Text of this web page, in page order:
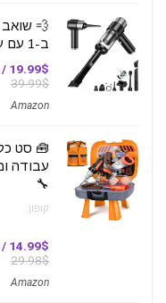
ב-1 עם עוצמת יניקה של 16000PA
19.99$ / 63₪
39.99$
Amazon
🧰 סט
🔧
קופון:
14.99$ / 49₪
29.98$
Amazon